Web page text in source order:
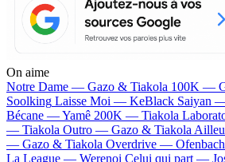
On aime
Notre Dame — Gazo & Tiakola 100K —
Soolking Laisse Moi — KeBlack Saiyan
Bécane —Yamê 200K — Tiakola
— Tiakola Outro — Gazo & Tiakola
— Gazo & Tiakola Overdrive — Ofenbach
La League — Werenoi Celui qui part —